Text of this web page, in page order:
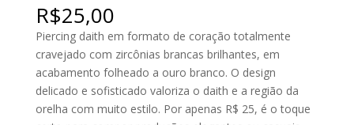
R$25,00
Piercing daith em formato de coração totalmente
cravejado com zircônias brancas brilhantes, em
acabamento folheado a ouro branco. O design
delicado e sofisticado valoriza o daith e a região da
orelha com muito estilo. Por apenas R$ 25, é o toque